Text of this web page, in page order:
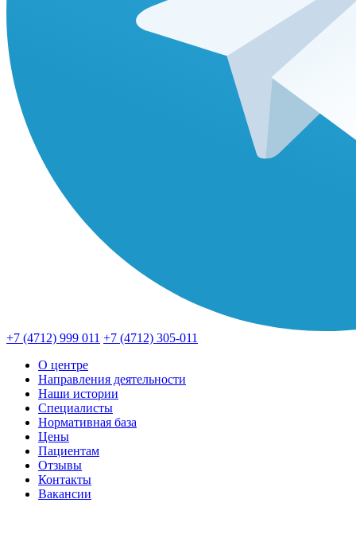
+7 (4712) 999 011 +7 (4712) 305-011
О центре
Направления деятельности
Наши истории
Специалисты
Нормативная база
Цены
Пациентам
Отзывы
Контакты
Вакансии